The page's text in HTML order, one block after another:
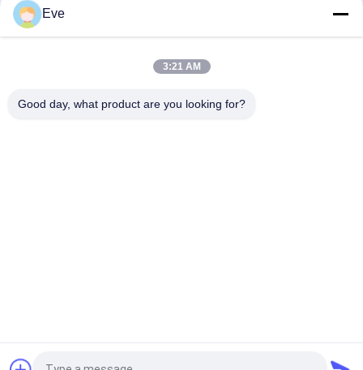
防湿 混ざった車用塗料 青空 紫外線対策 多機能
毒
車の明確なコートの
Eve
3:21 AM
Good day, what product are you looking for?